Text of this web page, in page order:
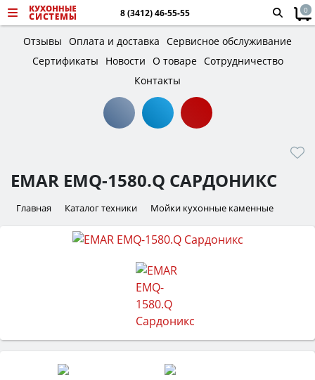
8 (3412) 46-55-55 0
Отзывы Оплата и доставка Сервисное обслуживание
Сертификаты
Новости О товаре Сотрудничество
Контакты
EMAR EMQ-1580.Q САРДОНИКС
Главная Каталог техники Мойки кухонные каменные